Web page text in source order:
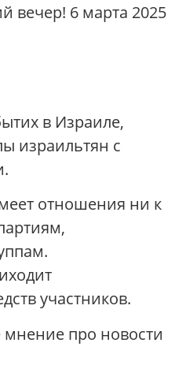
вечер! 6 марта 2025
в Израиле,
израильтян с
отношения ни к
участников.
про новости